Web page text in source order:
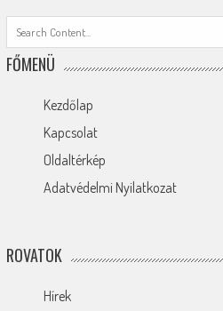
FŐMENÜ
Kezdőlap
Kapcsolat
Oldaltérkép
Adatvédelmi Nyilatkozat
ROVATOK
Hírek